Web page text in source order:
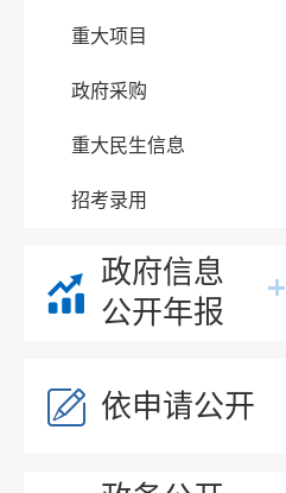
重大项目
政府采购
重大民生信息
招考录用
政府信息
公开年报
依申请公开